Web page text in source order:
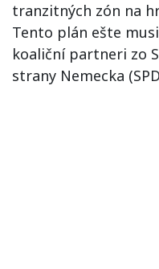
tranzitných zón na
Tento plán ešte
koaliční partneri zo
strany Nemecka